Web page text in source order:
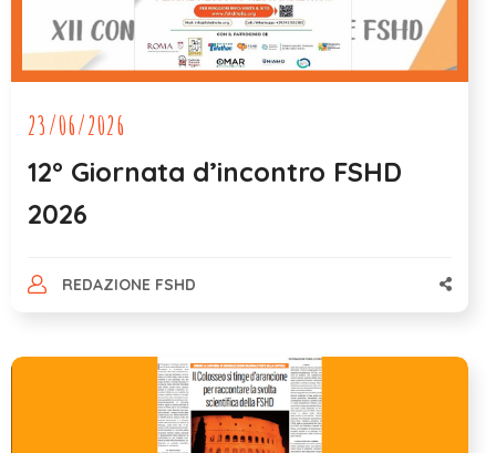
23/06/2026
12° Giornata d’incontro FSHD
2026
REDAZIONE FSHD